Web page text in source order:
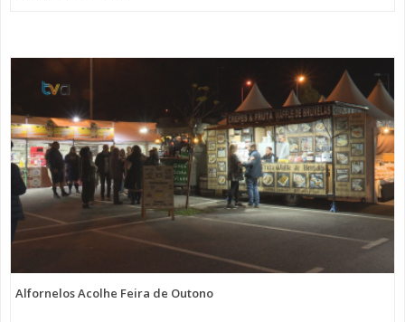
Alfornelos Acolhe Feira de Outono